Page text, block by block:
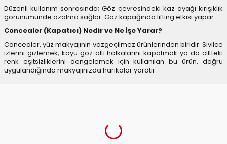
Düzenli kullanım sonrasında; Göz çevresindeki kaz ayağı kırışıklık
görünümünde azalma sağlar. Göz kapağında lifting etkisi yapar.
Concealer (Kapatıcı) Nedir ve Ne İşe Yarar?
Concealer, yüz makyajının vazgeçilmez ürünlerinden biridir. Sivilce
izlerini gizlemek, koyu göz altı halkalarını kapatmak ya da ciltteki
renk eşitsizliklerini dengelemek için kullanılan bu ürün, doğru
uygulandığında makyajınızda harikalar yaratır.